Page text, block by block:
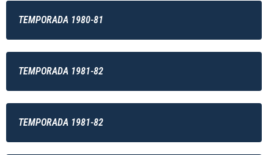
TEMPORADA 1980-81
TEMPORADA 1981-82
TEMPORADA 1981-82